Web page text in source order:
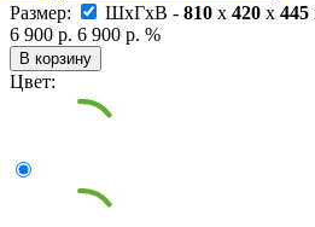
Размер:
ШxГxВ - 810 x 420 x 445
6 900 р. 6 900 р. %
В корзину
Цвет: